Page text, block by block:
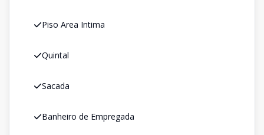
Piso Area Intima
Quintal
Sacada
Banheiro de Empregada